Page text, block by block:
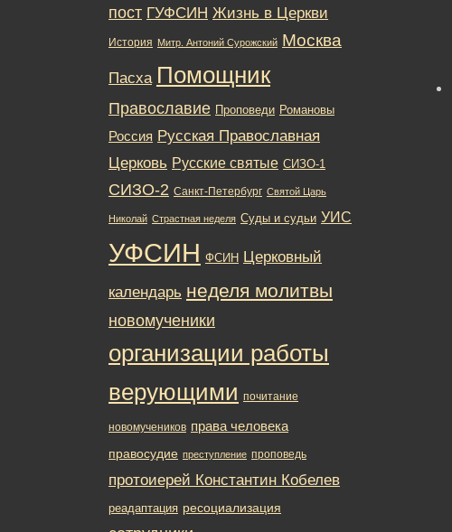
пост ГУФСИН Жизнь в Церкви
История Митр. Антоний Сурожский Москва
Пасха Помощник
Православие Проповеди Романовы
Россия Русская Православная
Церковь Русские святые СИЗО-1
СИЗО-2 Санкт-Петербург Святой Царь
Николай Страстная неделя Суды и судьи УИС
УФСИН ФСИН Церковный
календарь неделя молитвы
новомученики
организации работы
верующими почитание
новомучеников права человека
правосудие преступление проповедь
протоиерей Константин Кобелев
реадаптация ресоциализация